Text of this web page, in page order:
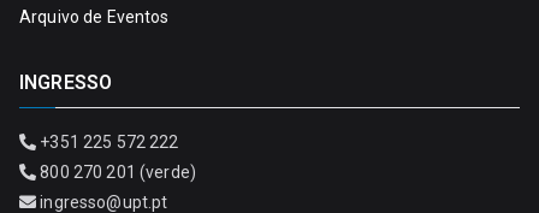
Arquivo de Eventos
INGRESSO
+351 225 572 222
800 270 201 (verde)
ingresso@upt.pt